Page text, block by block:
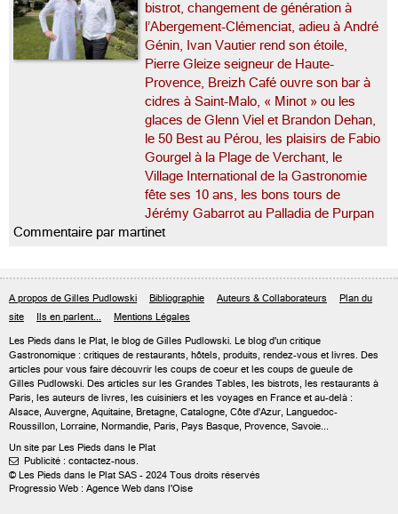
bistrot, changement de génération à
l’Abergement-Clémenciat, adieu à André
Génin, Ivan Vautier rend son étoile,
Pierre Gleize seigneur de Haute-
Provence, Breizh Café ouvre son bar à
cidres à Saint-Malo, « Minot » ou les
glaces de Glenn Viel et Brandon Dehan,
le 50 Best au Pérou, les plaisirs de Fabio
Gourgel à la Plage de Verchant, le
Village International de la Gastronomie
fête ses 10 ans, les bons tours de
Jérémy Gabarrot au Palladia de Purpan
Commentaire par martinet
A propos de Gilles Pudlowski Bibliographie Auteurs & Collaborateurs
Plan du
site
Ils en parlent... Mentions Légales
Les Pieds dans le Plat, le blog de Gilles Pudlowski. Le blog d'un critique
Gastronomique : critiques de restaurants, hôtels, produits, rendez-vous et livres. Des
articles pour vous faire découvrir les coups de coeur et les coups de gueule de
Gilles Pudlowski. Des articles sur les Grandes Tables, les bistrots, les restaurants à
Paris, les auteurs de livres, les cuisiniers et les voyages en France et au-delà :
Alsace, Auvergne, Aquitaine, Bretagne, Catalogne, Côte d'Azur, Languedoc-
Roussillon, Lorraine, Normandie, Paris, Pays Basque, Provence, Savoie...
Un site par Les Pieds dans le Plat
 Publicité : contactez-nous.
© Les Pieds dans le Plat SAS - 2024 Tous droits réservés
Progressio Web : Agence Web dans l'Oise